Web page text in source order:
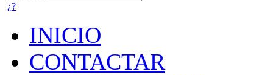
¿?
INICIO
CONTACTAR